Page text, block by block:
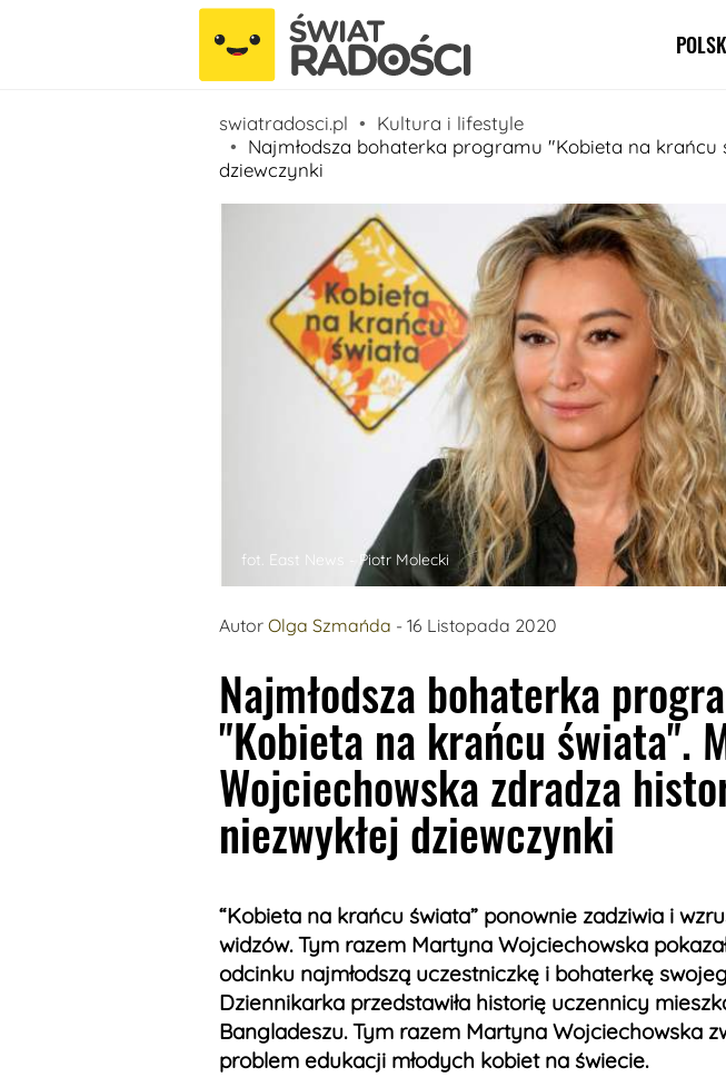
swiatradosci.pl
Kultura i lifestyle
Najmłodsza bohaterka programu "Kobieta na
dziewczynki
fot. East News - Piotr Molecki
Autor Olga Szmańda - 16 Listopada 2020
Najmłodsza bohaterka
"Kobieta na krańcu świata".
Wojciechowska zdradza
niezwykłej dziewczynki
“Kobieta na krańcu świata” ponownie zadziwia i
widzów. Tym razem Martyna Wojciechowska
odcinku najmłodszą uczestniczkę i bohaterkę
Dziennikarka przedstawiła historię uczennicy
Bangladeszu. Tym razem Martyna Wojciechowska
problem edukacji młodych kobiet na świecie.